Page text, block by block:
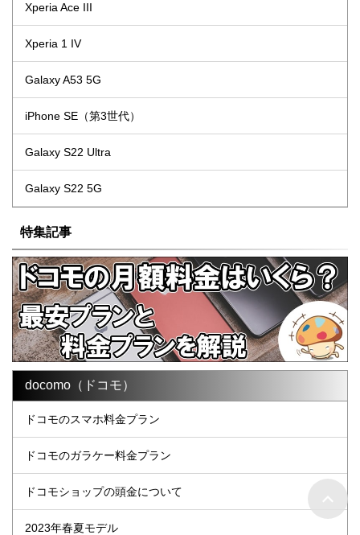
Xperia Ace III
Xperia 1 IV
Galaxy A53 5G
iPhone SE（第3世代）
Galaxy S22 Ultra
Galaxy S22 5G
特集記事
docomo（ドコモ）
ドコモのスマホ料金プラン
ドコモのガラケー料金プラン
ドコモショップの頭金について
2023年春夏モデル